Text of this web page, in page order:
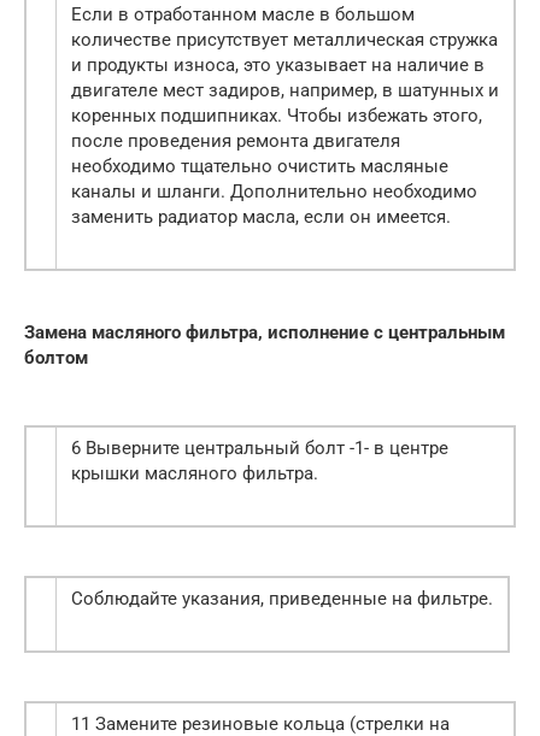
Если в отработанном масле в большом
количестве присутствует металлическая стружка
и продукты износа, это указывает на наличие в
двигателе мест задиров, например, в шатунных и
коренных подшипниках. Чтобы избежать этого,
после проведения ремонта двигателя
необходимо тщательно очистить масляные
каналы и шланги. Дополнительно необходимо
заменить радиатор масла, если он имеется.
Замена масляного фильтра, исполнение с центральным
болтом
6 Выверните центральный болт -1- в центре
крышки масляного фильтра.
Соблюдайте указания, приведенные на фильтре.
11 Замените резиновые кольца (стрелки на